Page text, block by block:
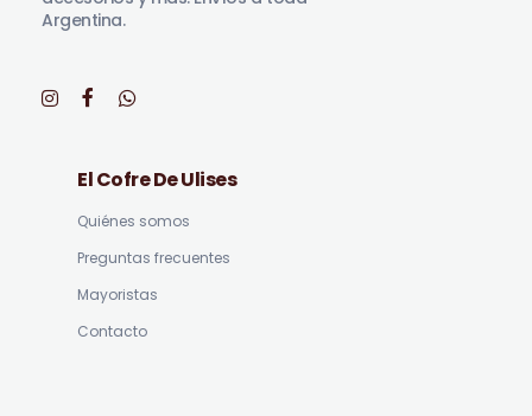
Argentina.
El Cofre De Ulises
Quiénes somos
Preguntas frecuentes
Mayoristas
Contacto